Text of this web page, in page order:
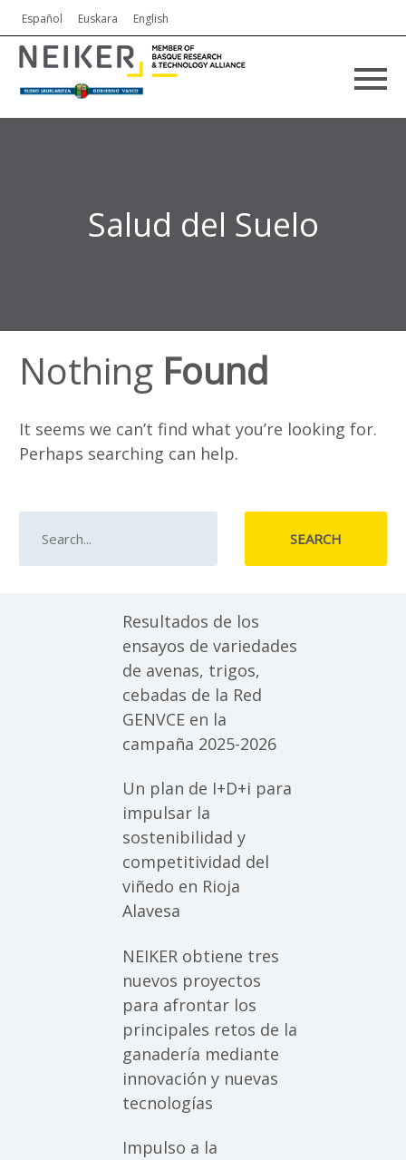
Español Euskara English
Salud del Suelo
Nothing Found
It seems we can’t find what you’re looking for.
Perhaps searching can help.
SEARCH
Resultados de los
ensayos de variedades
de avenas, trigos,
cebadas de la Red
GENVCE en la
campaña 2025-2026
Un plan de I+D+i para
impulsar la
sostenibilidad y
competitividad del
viñedo en Rioja
Alavesa
NEIKER obtiene tres
nuevos proyectos
para afrontar los
principales retos de la
ganadería mediante
innovación y nuevas
tecnologías
Impulso a la